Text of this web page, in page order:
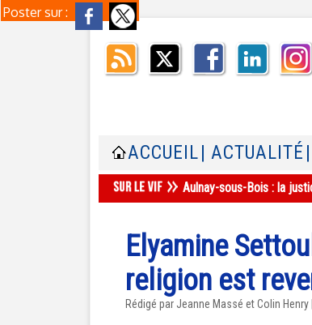
Poster sur :
ACCUEIL | ACTUALITÉ
Aulnay-sous-Bois : la
Elyamine
religion est
Rédigé par Jeanne Massé et Colin